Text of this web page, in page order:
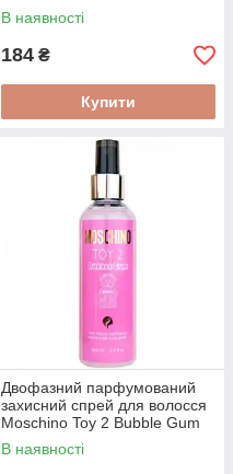
Rouge 540 200 мл
В наявності
184 ₴
Купити
Двофазний парфумований
захисний спрей для волосся
Moschino Toy 2 Bubble Gum
200 мл
В наявності